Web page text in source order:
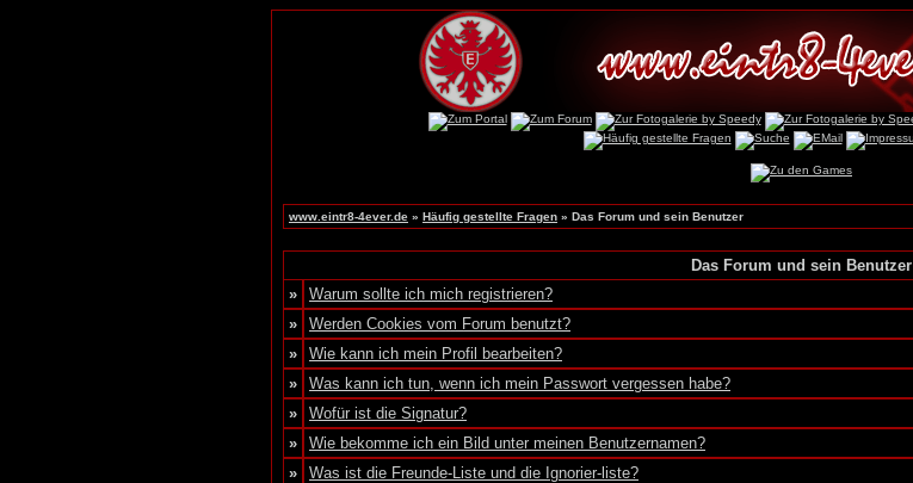
www.eintr8-4ever.de » Häufig gestellte Fragen » Das Forum und sein Benutzer
Das Forum und sein Benutzer
»
Warum sollte ich mich registrieren?
»
Werden Cookies vom Forum benutzt?
»
Wie kann ich mein Profil bearbeiten?
»
Was kann ich tun, wenn ich mein Passwort vergessen habe?
»
Wofür ist die Signatur?
»
Wie bekomme ich ein Bild unter meinen Benutzernamen?
»
Was ist die Freunde-Liste und die Ignorier-liste?